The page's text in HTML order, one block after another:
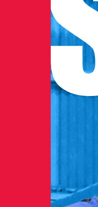
赤星 勝
本社を
1981年
一般建
現在
12月
設計に